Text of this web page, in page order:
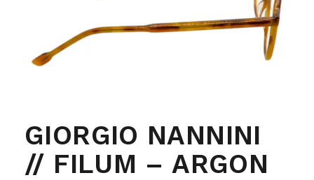
GIORGIO NANNINI
// FILUM – ARGON